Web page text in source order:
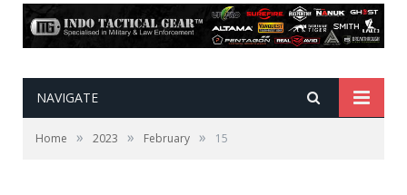
NAVIGATE
Home » 2023 » February » 15